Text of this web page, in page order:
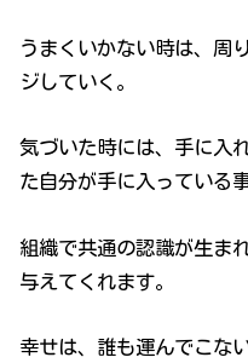
うまくいかない時は、周
ジしていく。
気づいた時には、手に入
た自分が手に入っている
組織で共通の認識が生ま
与えてくれます。
幸せは、誰も運んでこな